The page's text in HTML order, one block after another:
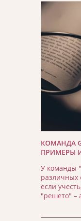
КОМАНДА
ПРИМЕРЫ
У команды
различных
если
"решето" –